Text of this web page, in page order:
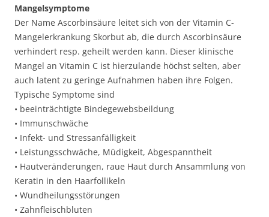
Mangelsymptome
Der Name Ascorbinsäure leitet sich von der Vitamin C-
Mangelerkrankung Skorbut ab, die durch Ascorbinsäure
verhindert resp. geheilt werden kann. Dieser klinische
Mangel an Vitamin C ist hierzulande höchst selten, aber
auch latent zu geringe Aufnahmen haben ihre Folgen.
Typische Symptome sind
• beeinträchtigte Bindegewebsbeildung
• Immunschwäche
• Infekt- und Stressanfälligkeit
• Leistungsschwäche, Müdigkeit, Abgespanntheit
• Hautveränderungen, raue Haut durch Ansammlung von
Keratin in den Haarfollikeln
• Wundheilungsstörungen
• Zahnfleischbluten